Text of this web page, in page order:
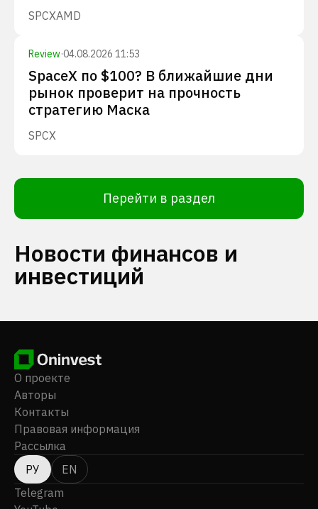
SPCXAMD
Review·04.08.2026 11:53
SpaceX по $100? В ближайшие дни
рынок проверит на прочность
стратегию Маска
SPCX
Перейти в раздел
Новости финансов и
инвестиций
О проекте
Авторы
Контакты
Правовая информация
Рассылка
РУ
EN
Telegram